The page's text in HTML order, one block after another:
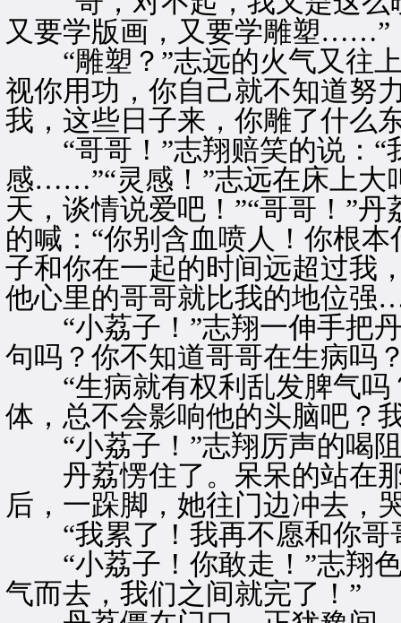
又要学版画，又要学雕塑……”
“雕塑？”志远的火气又往上
视你用功，你自己就不知道努
我，这些日子来，你雕了什么
“哥哥！”志翔赔笑的说：“
感……”“灵感！”志远在床上大
天，谈情说爱吧！”“哥哥！”
的喊：“你别含血喷人！你根
子和你在一起的时间远超过我
他心里的哥哥就比我的地位
“小荔子！”志翔一伸手把丹
句吗？你不知道哥哥在生病吗
“生病就有权利乱发脾气吗
体，总不会影响他的头脑吧
“小荔子！”志翔厉声的喝阻
丹荔愣住了。呆呆的站在那
后，一跺脚，她往门边冲去，
“我累了！我再不愿和你哥
“小荔子！你敢走！”志翔色
气而去，我们之间就完了！”